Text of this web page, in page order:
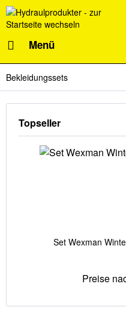
Menü
Bekleidungssets
Topseller
Set Wexman
Preise